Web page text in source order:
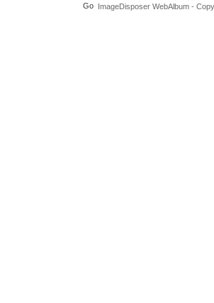
ImageDisposer WebAlbum -